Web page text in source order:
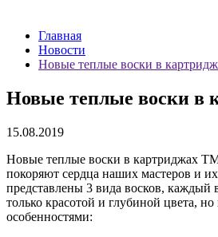
Главная
Новости
Новые теплые воски в
Новые теплые воски в
15.08.2019
Новые теплые воски в картриджах
покоряют сердца наших мастеров и
представлены 3 вида восков, каждый
только красотой и глубиной цвета,
особенностями: